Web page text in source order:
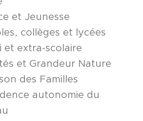
et Jeunesse
collèges et lycées
et extra-scolaire
et Grandeur Nature
des Familles
autonomie du